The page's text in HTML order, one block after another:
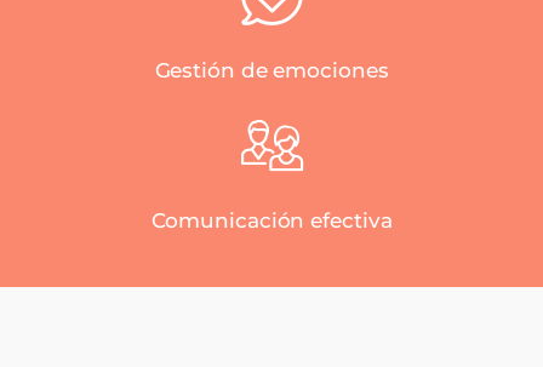
Gestión de emociones
Comunicación efectiva